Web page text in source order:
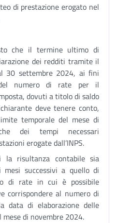
di prestazione erogato nel
che il termine ultimo di
dei redditi tramite il
30 settembre 2024, ai fini
numero di rate per il
dovuti a titolo di saldo
deve tenere conto,
temporale del mese di
dei tempi necessari
erogate dall’INPS.
risultanza contabile sia
mesi successivi a quello di
di rate in cui è possibile
corrispondere al numero di
data di elaborazione delle
di novembre 2024.